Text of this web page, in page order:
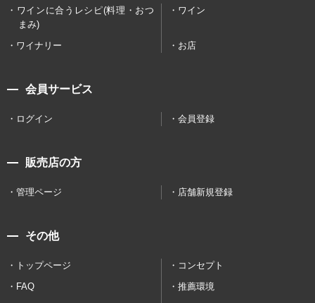
ワインに合うレシピ(料理・おつ
まみ)
ワイン
ワイナリー お店
会員サービス
ログイン 会員登録
販売店の方
管理ページ 店舗新規登録
その他
トップページ
コンセプト
FAQ
推薦環境